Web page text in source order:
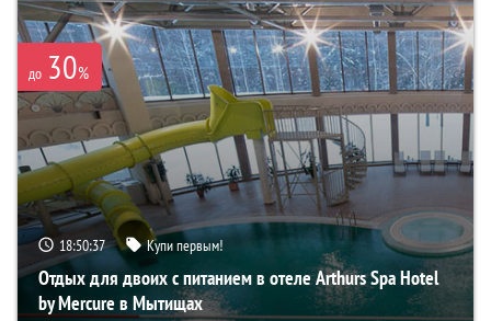
до 30%
18:50:36 Купи первым!
Отдых для двоих с питанием в отеле Arthurs Spa Hotel
by Mercure в Мытищах